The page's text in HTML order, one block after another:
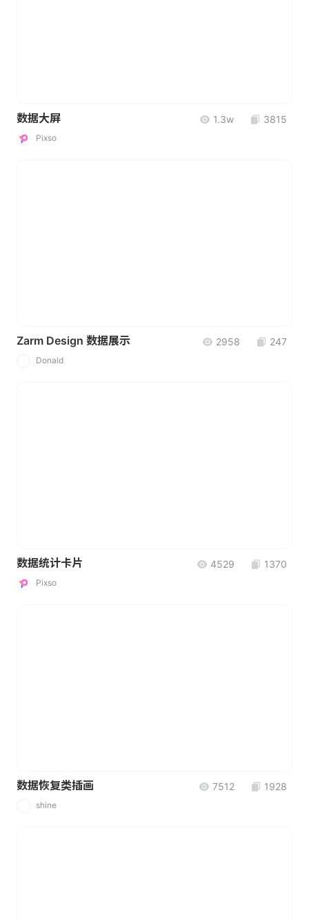
数据大屏 1.3w 3815
Pixso
Zarm Design 数据展示 2958 247
Donald
数据统计卡片 4529 1370
Pixso
数据恢复类插画 7512 1928
shine